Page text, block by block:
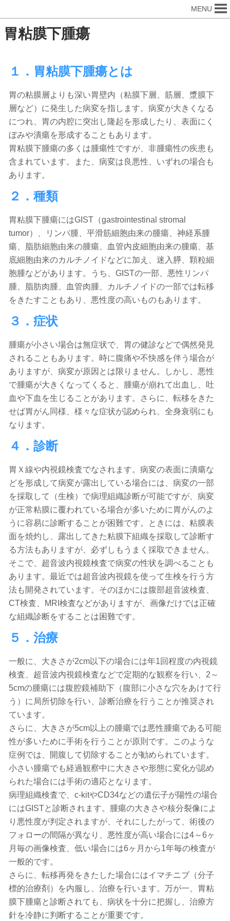
MENU
胃粘膜下腫瘍
１．胃粘膜下腫瘍とは
胃の粘膜層よりも深い胃壁内（粘膜下層、筋層、漿膜下
層など）に発生した病変を指します。病変が大きくなる
につれ、胃の内腔に突出し隆起を形成したり、表面にく
ぼみや潰瘍を形成することもあります。
胃粘膜下腫瘍の多くは腫瘍性ですが、非腫瘍性の疾患も
含まれています。また、病変は良悪性、いずれの場合も
あります。
２．種類
胃粘膜下腫瘍にはGIST（gastrointestinal stromal
tumor）、リンパ腫、平滑筋細胞由来の腫瘍、神経系腫
瘍、脂肪細胞由来の腫瘍、血管内皮細胞由来の腫瘍、基
底細胞由来のカルチノイドなどに加え、迷入膵、顆粒細
胞腫などがあります。うち、GISTの一部、悪性リンパ
腫、脂肪肉腫、血管肉腫、カルチノイドの一部では転移
をきたすこともあり、悪性度の高いものもあります。
３．症状
腫瘍が小さい場合は無症状で、胃の健診などで偶然発見
されることもあります。時に腹痛や不快感を伴う場合が
ありますが、病変が原因とは限りません。しかし、悪性
で腫瘍が大きくなってくると、腫瘍が崩れて出血し、吐
血や下血を生じることがあります。さらに、転移をきた
せば胃がん同様、様々な症状が認められ、全身衰弱にも
なります。
４．診断
胃Ｘ線や内視鏡検査でなされます。病変の表面に潰瘍な
どを形成して病変が露出している場合には、病変の一部
を採取して（生検）で病理組織診断が可能ですが、病変
が正常粘膜に覆われている場合が多いために胃がんのよ
うに容易に診断することが困難です。ときには、粘膜表
面を焼灼し、露出してきた粘膜下組織を採取して診断す
る方法もありますが、必ずしもうまく採取できません。
そこで、超音波内視鏡検査で病変の性状を調べることも
あります。最近では超音波内視鏡を使って生検を行う方
法も開発されています。そのほかには腹部超音波検査、
CT検査、MRI検査などがありますが、画像だけでは正確
な組織診断をすることは困難です。
５．治療
一般に、大きさが2cm以下の場合には年1回程度の内視鏡
検査、超音波内視鏡検査などで定期的な観察を行い、2～
5cmの腫瘍には腹腔鏡補助下（腹部に小さな穴をあけて行
う）に局所切除を行い、診断治療を行うことが推奨され
ています。
さらに、大きさが5cm以上の腫瘍では悪性腫瘍である可能
性が多いために手術を行うことが原則です。このような
症例では、開腹して切除することが勧められています。
小さい腫瘍でも経過観察中に大きさや形態に変化が認め
られた場合には手術の適応となります。
病理組織検査で、c-kitやCD34などの遺伝子が陽性の場合
にはGISTと診断されます。腫瘍の大きさや核分裂像によ
り悪性度が判定されますが、それにしたがって、術後の
フォローの間隔が異なり、悪性度が高い場合には4～6ヶ
月毎の画像検査、低い場合には6ヶ月から1年毎の検査が
一般的です。
さらに、転移再発をきたした場合にはイマチニブ（分子
標的治療剤）を内服し、治療を行います。万が一、胃粘
膜下腫瘍と診断されても、病状を十分に把握し、治療方
針を冷静に判断することが重要です。